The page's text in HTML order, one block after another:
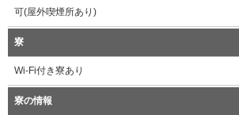
可(屋外喫煙所あり)
寮
Wi-Fi付き寮あり
寮の情報